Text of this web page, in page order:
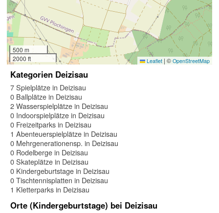
500 m
2000 ft
Leaflet | © OpenStreetMap
Kategorien Deizisau
7 Spielplätze in Deizisau
0 Ballplätze in Deizisau
2 Wasserspielplätze in Deizisau
0 Indoorspielplätze in Deizisau
0 Freizeitparks in Deizisau
1 Abenteuerspielplätze in Deizisau
0 Mehrgenerationensp. in Deizisau
0 Rodelberge in Deizisau
0 Skateplätze in Deizisau
0 Kindergeburtstage in Deizisau
0 Tischtennisplatten in Deizisau
1 Kletterparks in Deizisau
Orte (Kindergeburtstage) bei Deizisau